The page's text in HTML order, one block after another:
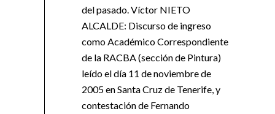
del pasado. Víctor NIETO
ALCALDE: Discurso de ingreso
como Académico Correspondiente
de la RACBA (sección de Pintura)
leído el día 11 de noviembre de
2005 en Santa Cruz de Tenerife, y
contestación de Fernando